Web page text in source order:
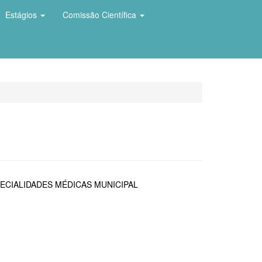
Estágios Comissão Científica
MÉDICAS MUNICIPAL